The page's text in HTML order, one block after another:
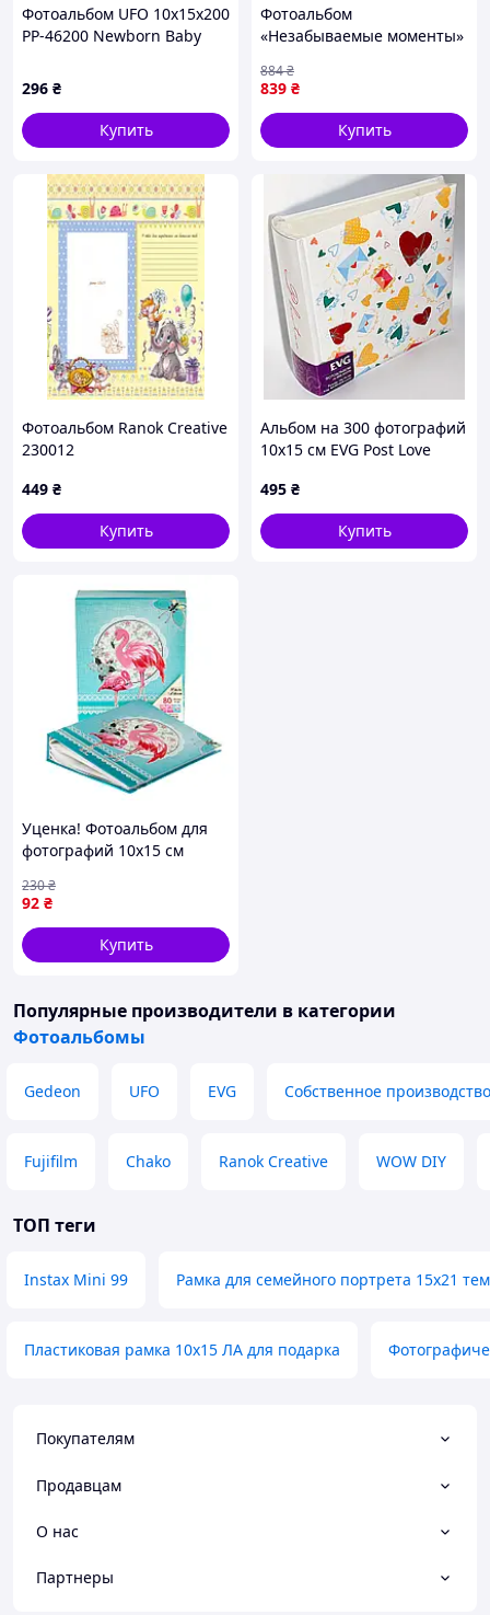
Фотоальбом UFO 10x15x200
PP-46200 Newborn Baby
296 ₴
Купить
Фотоальбом
«Незабываемые моменты»
839 ₴
884₴
Купить
Фотоальбом Ranok Creative
230012
449 ₴
Купить
Альбом на 300 фотографий
10х15 см EVG Post Love
495 ₴
Купить
Уценка! Фотоальбом для
фотографий 10х15 см
8130-003
92 ₴
230₴
Купить
Популярные производители в категории
Фотоальбомы
Gedeon UFO EVG Собственное производство
Fujifilm Chako Ranok Creative WOW DIY
ТОП теги
Instax Mini 99 Рамка для семейного портрета 15х21
Пластиковая рамка 10х15 ЛА для подарка
Покупателям
Продавцам
О нас
Партнеры